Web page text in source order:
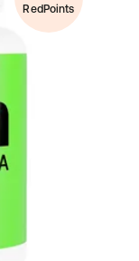
RedPoints